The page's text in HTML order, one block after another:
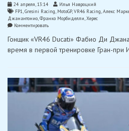
24 апреля, 13:14
Илья Навроцкий
FP1,Gresini Racing, MotoGP,VR46 Racing,Алекс
Джанантонио,Франко Морбиделли,Херес
Комментироватьon
Джанантонио
стал
лучшим
MotoGP
в
Хересе
Гонщик «VR46 Ducati» Фабио Ди
время в первой тренировке Гран-при